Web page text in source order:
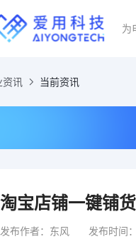
为
资讯 当前资讯
淘宝店铺一键铺
发布作者：东风 发布时间